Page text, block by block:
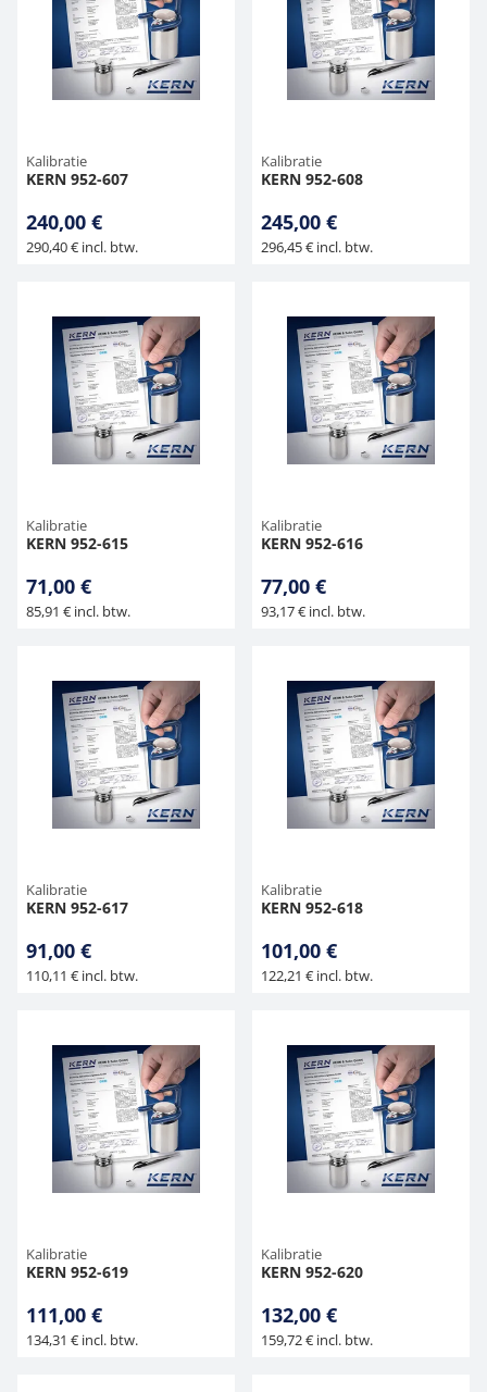
Kalibratie
KERN 952-607
240,00 €
290,40 € incl. btw.
Kalibratie
KERN 952-608
245,00 €
296,45 € incl. btw.
Kalibratie
KERN 952-615
71,00 €
85,91 € incl. btw.
Kalibratie
KERN 952-616
77,00 €
93,17 € incl. btw.
Kalibratie
KERN 952-617
91,00 €
110,11 € incl. btw.
Kalibratie
KERN 952-618
101,00 €
122,21 € incl. btw.
Kalibratie
KERN 952-619
111,00 €
134,31 € incl. btw.
Kalibratie
KERN 952-620
132,00 €
159,72 € incl. btw.